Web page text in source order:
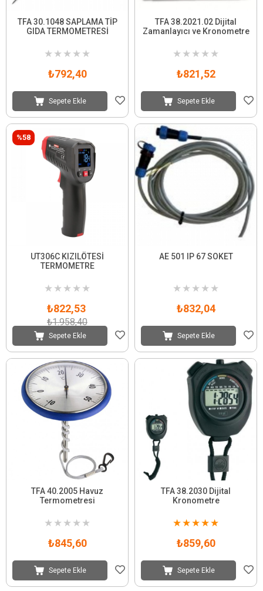
TFA 30.1048 SAPLAMA TİP
GIDA TERMOMETRESİ
★ ★ ★ ★ ★
₺792,40
Sepete Ekle
TFA 38.2021.02 Dijital
Zamanlayıcı ve Kronometre
★ ★ ★ ★ ★
₺821,52
Sepete Ekle
UT306C KIZILÖTESİ
TERMOMETRE
★ ★ ★ ★ ★
₺822,53
₺1.958,40
Sepete Ekle
%58
AE 501 IP 67 SOKET
★ ★ ★ ★ ★
₺832,04
Sepete Ekle
TFA 40.2005 Havuz
Termometresi
★ ★ ★ ★ ★
₺845,60
Sepete Ekle
TFA 38.2030 Dijital
Kronometre
★★★★★
₺859,60
Sepete Ekle